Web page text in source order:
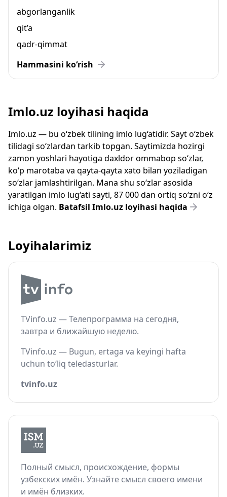
abgorlanganlik
qit’a
qadr-qimmat
Hammasini ko‘rish
Imlo.uz loyihasi haqida
Imlo.uz — bu o‘zbek tilining imlo lug‘atidir. Sayt o‘zbek
tilidagi so‘zlardan tarkib topgan. Saytimizda hozirgi
zamon yoshlari hayotiga daxldor ommabop so‘zlar,
ko‘p marotaba va qayta-qayta xato bilan yoziladigan
so‘zlar jamlashtirilgan. Mana shu so‘zlar asosida
yaratilgan imlo lug‘ati sayti, 87 000 dan ortiq so‘zni o‘z
ichiga olgan. Batafsil Imlo.uz loyihasi haqida
Loyihalarimiz
TVinfo.uz — Телепрограмма на сегодня,
завтра и ближайшую неделю.
TVinfo.uz — Bugun, ertaga va keyingi hafta
uchun to‘liq teledasturlar.
tvinfo.uz
Полный смысл, происхождение, формы
узбекских имён. Узнайте смысл своего имени
и имён близких.